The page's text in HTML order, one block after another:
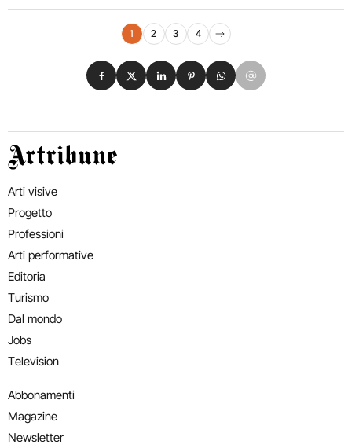
Navigazione eventi
1 2 3 4
Pagina successiva
Condividi su Facebook
Condividi su X
Condividi su LinkedIn
Condividi su Pinterest
Condividi su WhatsApp
Condividi su Email
Artribune
Arti visive
Progetto
Professioni
Arti performative
Editoria
Turismo
Dal mondo
Jobs
Television
Abbonamenti
Magazine
Newsletter